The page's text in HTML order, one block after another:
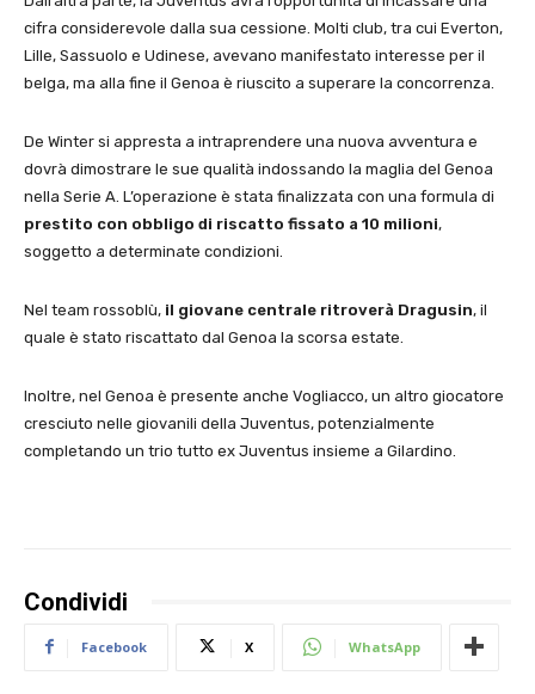
cifra considerevole dalla sua cessione. Molti club, tra cui Everton,
Lille, Sassuolo e Udinese, avevano manifestato interesse per il
belga, ma alla fine il Genoa è riuscito a superare la concorrenza.
De Winter si appresta a intraprendere una nuova avventura e
dovrà dimostrare le sue qualità indossando la maglia del Genoa
nella Serie A. L’operazione è stata finalizzata con una formula di
prestito con obbligo di riscatto fissato a 10 milioni,
soggetto a determinate condizioni.
Nel team rossoblù, il giovane centrale ritroverà Dragusin, il
quale è stato riscattato dal Genoa la scorsa estate.
Inoltre, nel Genoa è presente anche Vogliacco, un altro giocatore
cresciuto nelle giovanili della Juventus, potenzialmente
completando un trio tutto ex Juventus insieme a Gilardino.
Condividi
Facebook X WhatsApp